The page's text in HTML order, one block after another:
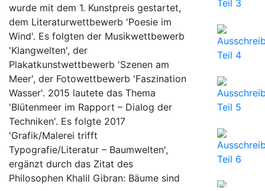
wurde mit dem 1. Kunstpreis gestartet,
dem Literaturwettbewerb 'Poesie im
Wind'. Es folgten der Musikwettbewerb
'Klangwelten', der
Plakatkunstwettbewerb 'Szenen am
Meer', der Fotowettbewerb 'Faszination
Wasser'. 2015 lautete das Thema
'Blütenmeer im Rapport – Dialog der
Techniken'. Es folgte 2017
'Grafik/Malerei trifft
Typografie/Literatur – Baumwelten',
ergänzt durch das Zitat des
Philosophen Khalil Gibran: Bäume sind